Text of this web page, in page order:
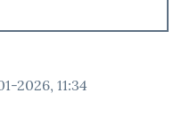
2026, 11:34